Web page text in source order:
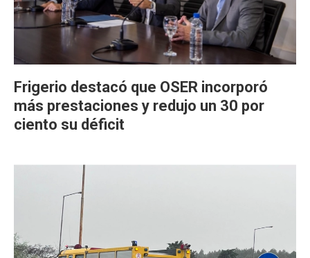
Frigerio destacó que OSER incorporó
más prestaciones y redujo un 30 por
ciento su déficit